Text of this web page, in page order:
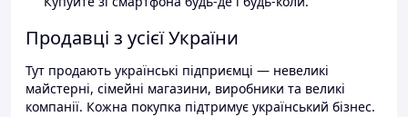
Продавці з усієї України
Тут продають українські підприємці — невеликі
майстерні, сімейні магазини, виробники та великі
компанії. Кожна покупка підтримує український бізнес.